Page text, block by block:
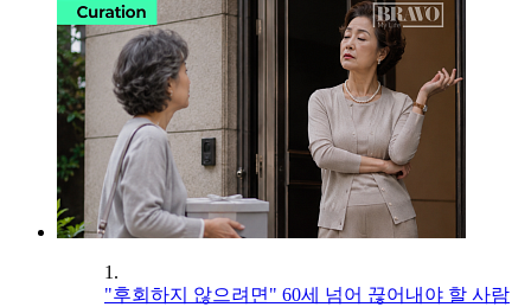
1.
"후회하지 않으려면" 60세 넘어 끊어내야 할 사람